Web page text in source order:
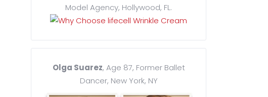
Model Agency, Hollywood, FL.
Olga Suarez, Age 87, Former Ballet
Dancer, New York, NY